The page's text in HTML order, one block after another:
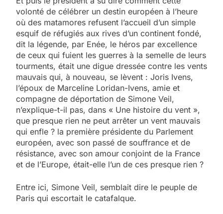
volonté de célébrer un destin européen à l’heure
où des matamores refusent l’accueil d’un simple
esquif de réfugiés aux rives d’un continent fondé,
dit la légende, par Enée, le héros par excellence
de ceux qui fuient les guerres à la semelle de leurs
tourments, était une digue dressée contre les vents
mauvais qui, à nouveau, se lèvent : Joris Ivens,
l’époux de Marceline Loridan-Ivens, amie et
compagne de déportation de Simone Veil,
n’explique-t-il pas, dans « Une histoire du vent »,
que presque rien ne peut arrêter un vent mauvais
qui enfle ? la première présidente du Parlement
européen, avec son passé de souffrance et de
résistance, avec son amour conjoint de la France
et de l’Europe, était-elle l’un de ces presque rien ?
Entre ici, Simone Veil, semblait dire le peuple de
Paris qui escortait le catafalque.